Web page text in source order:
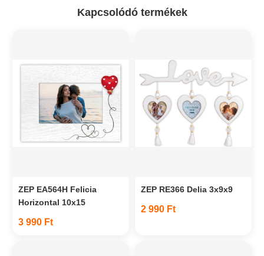
Kapcsolódó termékek
ZEP EA564H Felicia
Horizontal 10x15
3 990 Ft
ZEP RE366 Delia 3x9x9
2 990 Ft